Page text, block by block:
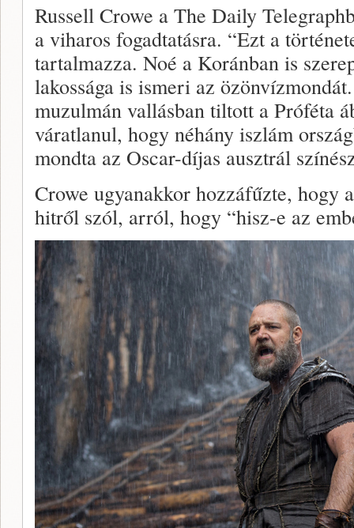
Russell Crowe a The Daily
a viharos fogadtatásra. “Ezt a
tartalmazza. Noé a Koránban is
lakossága is ismeri az
muzulmán vallásban tiltott a Próféta
váratlanul, hogy néhány iszlám
mondta az Oscar-díjas ausztrál
Crowe ugyanakkor hozzáfűzte, hogy
hitről szól, arról, hogy “hisz-e az